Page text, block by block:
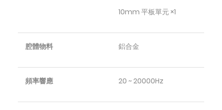
10mm 平板單元 ×1
腔體物料 鋁合金
頻率響應 20 ~ 20000Hz